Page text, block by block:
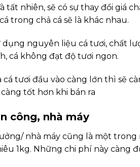
tất nhiên, sẽ có sự thay đổi giá
trong chả cá sẽ là khác nhau.
dụng nguyên liệu cá tươi, chất
cá không đạt độ tươi ngon.
cá tươi đầu vào càng lớn thì sẽ
tốt hơn khi bán ra
công, nhà máy
nhà máy cũng là một
1kg. Những chi phí này càng